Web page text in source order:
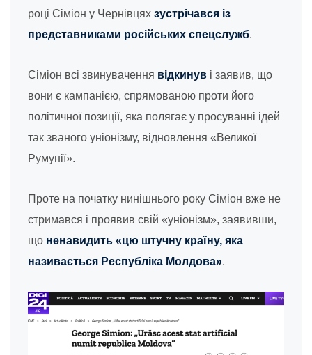
році Сіміон у Чернівцях зустрічався із
представниками російських спецслужб.
Сіміон всі звинувачення відкинув і заявив, що
вони є кампанією, спрямованою проти його
політичної позиції, яка полягає у просуванні ідей
так званого уніонізму, відновлення «Великої
Румунії».
Проте на початку нинішнього року Сіміон вже не
стримався і проявив свій «уніонізм», заявивши,
що ненавидить «цю штучну країну, яка
називається Республіка Молдова».